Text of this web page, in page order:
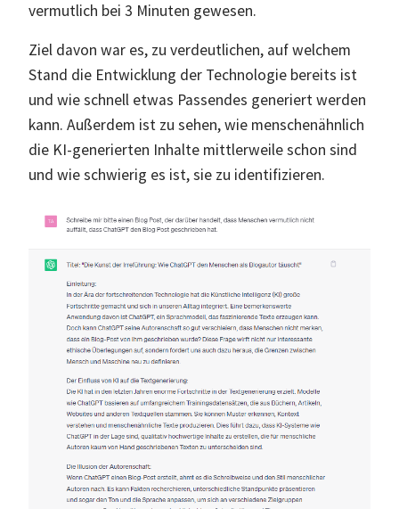
vermutlich bei 3 Minuten gewesen.
Ziel davon war es, zu verdeutlichen, auf welchem
Stand die Entwicklung der Technologie bereits ist
und wie schnell etwas Passendes generiert werden
kann. Außerdem ist zu sehen, wie menschenähnlich
die KI-generierten Inhalte mittlerweile schon sind
und wie schwierig es ist, sie zu identifizieren.